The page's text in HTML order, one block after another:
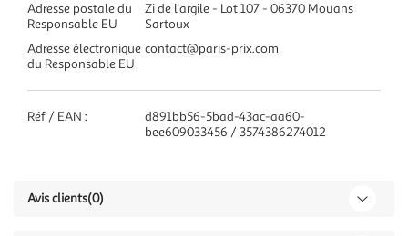
Adresse postale du
Responsable EU
Zi de l'argile - Lot 107 - 06370 Mouans
Sartoux
Adresse électronique
du Responsable EU
contact@paris-prix.com
Réf / EAN :
d891bb56-5bad-43ac-aa60-
bee609033456 / 3574386274012
Avis clients(0)